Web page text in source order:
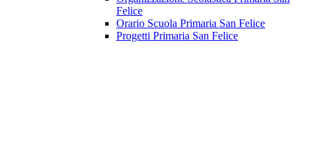
Felice
Orario Scuola Primaria San Felice
Progetti Primaria San Felice